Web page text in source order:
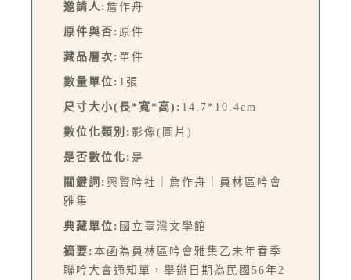
邀請人: 詹作舟
原件與否: 原件
藏品層次: 單件
數量單位: 1張
尺寸大小(長*寬*高): 14.7*10.4cm
數位化類別: 影像(圖片)
是否數位化: 是
關鍵詞: 興賢吟社｜詹作舟｜員林區吟會
雅集
典藏單位: 國立臺灣文學館
摘要: 本函為員林區吟會雅集乙未年春季
聯吟大會通知單，舉辦日期為民國56年2